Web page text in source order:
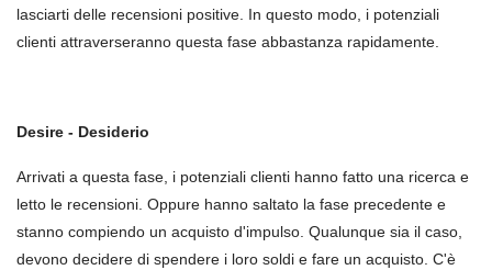
lasciarti delle recensioni positive. In questo modo, i potenziali
clienti attraverseranno questa fase abbastanza rapidamente.
Desire - Desiderio
Arrivati a questa fase, i potenziali clienti hanno fatto una ricerca e
letto le recensioni. Oppure hanno saltato la fase precedente e
stanno compiendo un acquisto d'impulso. Qualunque sia il caso,
devono decidere di spendere i loro soldi e fare un acquisto. C'è